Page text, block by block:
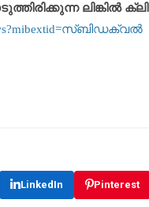
ലിങ്കിൽ
LinkedIn Pinterest